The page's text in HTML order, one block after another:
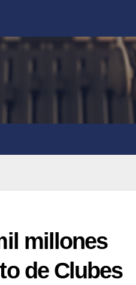
millones
de Clubes